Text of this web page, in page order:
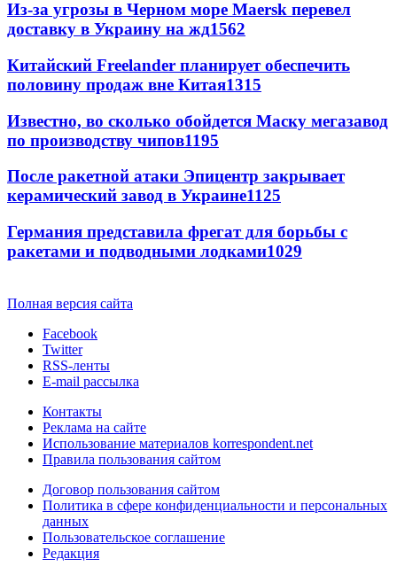
Из-за угрозы в Черном море Maersk перевел
доставку в Украину на жд1562
Китайский Freelander планирует обеспечить
половину продаж вне Китая1315
Известно, во сколько обойдется Маску мегазавод
по производству чипов1195
После ракетной атаки Эпицентр закрывает
керамический завод в Украине1125
Германия представила фрегат для борьбы с
ракетами и подводными лодками1029
Полная версия сайта
Facebook
Twitter
RSS-ленты
E-mail рассылка
Контакты
Реклама на сайте
Использование материалов korrespondent.net
Правила пользования сайтом
Договор пользования сайтом
Политика в сфере конфиденциальности и персональных
данных
Пользовательское соглашение
Редакция